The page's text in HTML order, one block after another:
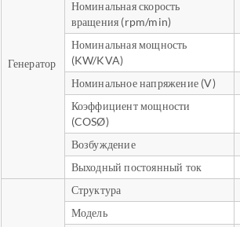
Генератор
Номинальная скорость
вращения (rpm/min)
Номинальная мощность
(KW/KVA)
Номинальное напряжение (V)
Коэффициент мощности
(COSØ)
Возбуждение
Выходный постоянный ток
Структура
Модель